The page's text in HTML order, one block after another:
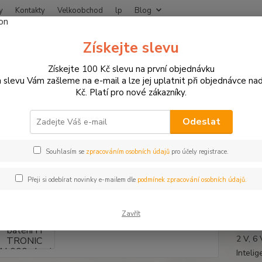
Kontakty Velkoobchod lp Blog
Hledat
Nabíječky na motorky Nabíječka baterií H
baterií H TRONIC AL600
na moto
2 V, 6
Získejte slevu
Získejte 100 Kč slevu na první objednávku
slevu Vám zašleme na e-mail a lze jej uplatnit při objednávce
Kč. Platí pro nové zákazníky.
Odeslat
Souhlasím se zpracováním osobních údajů pro účely registrace.
Přeji si odebírat novinky e-mailem dle podmínek zpracování osobních údajů.
Zavřít